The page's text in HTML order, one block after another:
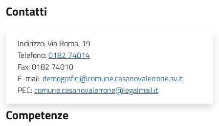
Contatti
Indirizzo:Via Roma, 19
Telefono:0182 74014
Fax:0182 74010
E-mail:demografici@comune.casanovalerrone.sv.it
PEC:comune.casanovalerrone@legalmail.it
Competenze